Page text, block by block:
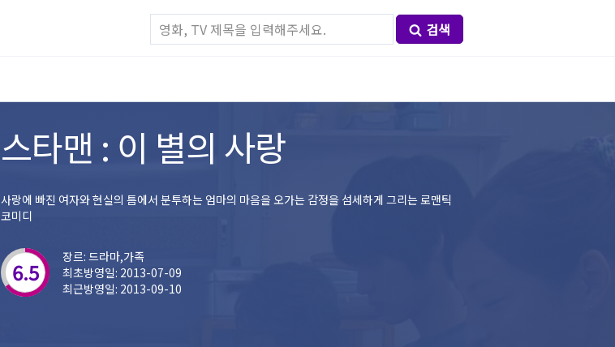
검색
스타맨 : 이 별의 사랑
사랑에 빠진 여자와 현실의 틈에서 분투하는 엄마의 마음을 오가는 감정을 섬세하게 그리는 로맨틱
코미디
6.5
장르: 드라마,가족
최초방영일: 2013-07-09
최근방영일: 2013-09-10